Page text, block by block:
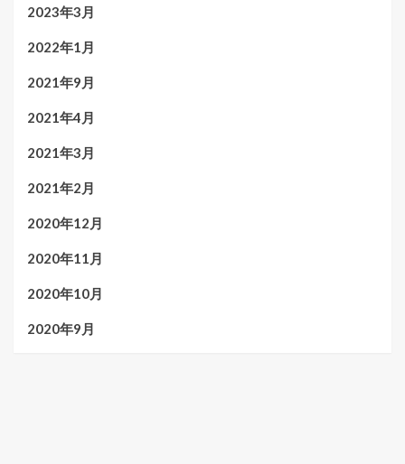
2023年3月
2022年1月
2021年9月
2021年4月
2021年3月
2021年2月
2020年12月
2020年11月
2020年10月
2020年9月